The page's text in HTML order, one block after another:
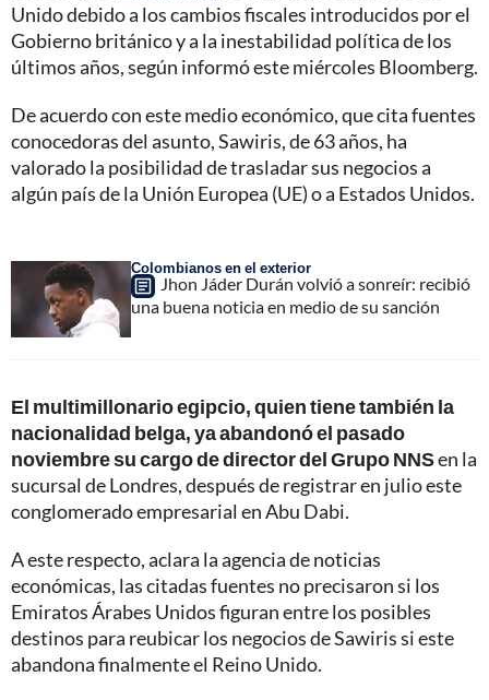
Unido debido a los cambios fiscales introducidos por el
Gobierno británico y a la inestabilidad política de los
últimos años, según informó este miércoles Bloomberg.
De acuerdo con este medio económico, que cita fuentes
conocedoras del asunto, Sawiris, de 63 años, ha
valorado la posibilidad de trasladar sus negocios a
algún país de la Unión Europea (UE) o a Estados Unidos.
Colombianos en el exterior
Jhon Jáder Durán volvió a sonreír: recibió
una buena noticia en medio de su sanción
El multimillonario egipcio, quien tiene también la
nacionalidad belga, ya abandonó el pasado
noviembre su cargo de director del Grupo NNSen la
sucursal de Londres, después de registrar en julio este
conglomerado empresarial en Abu Dabi.
A este respecto, aclara la agencia de noticias
económicas, las citadas fuentes no precisaron si los
Emiratos Árabes Unidos figuran entre los posibles
destinos para reubicar los negocios de Sawiris si este
abandona finalmente el Reino Unido.